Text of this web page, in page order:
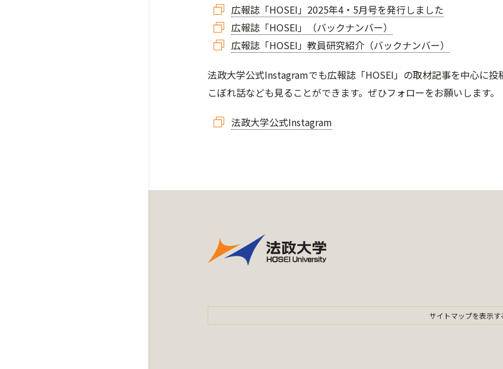
広報誌「HOSEI」2025年4・5月号を発行しました
広報誌「HOSEI」（バックナンバー）
広報誌「HOSEI」教員研究紹介（バックナンバー）
法政大学公式Instagramでも広報誌「HOSEI」の取材記事を中心に
こぼれ話なども見ることができます。ぜひフォローをお願いします。
法政大学公式Instagram